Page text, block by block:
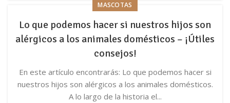
MASCOTAS
Lo que podemos hacer si nuestros hijos son
alérgicos a los animales domésticos – ¡Útiles
consejos!
En este artículo encontrarás: Lo que podemos hacer si
nuestros hijos son alérgicos a los animales domésticos.
A lo largo de la historia el...